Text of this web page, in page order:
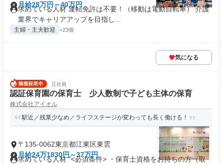
月給28万円～40万円
求めている人材 運転免許は不要！（移動は電動自転車） 介護
業界でキャリアアップを目指し...
主婦・主夫歓迎 +23個
気になる
正社員
認証保育園の保育士 少人数制で子ども主体の保育
株式会社アイオル
駅近／残業少なめ／ライフステージが変わっても長く働ける！
〒135-0062東京都江東区東雲
月給24万1830円～37万円
求めている人材 "<必須条件> ・保育士資格をお持ちの方（取